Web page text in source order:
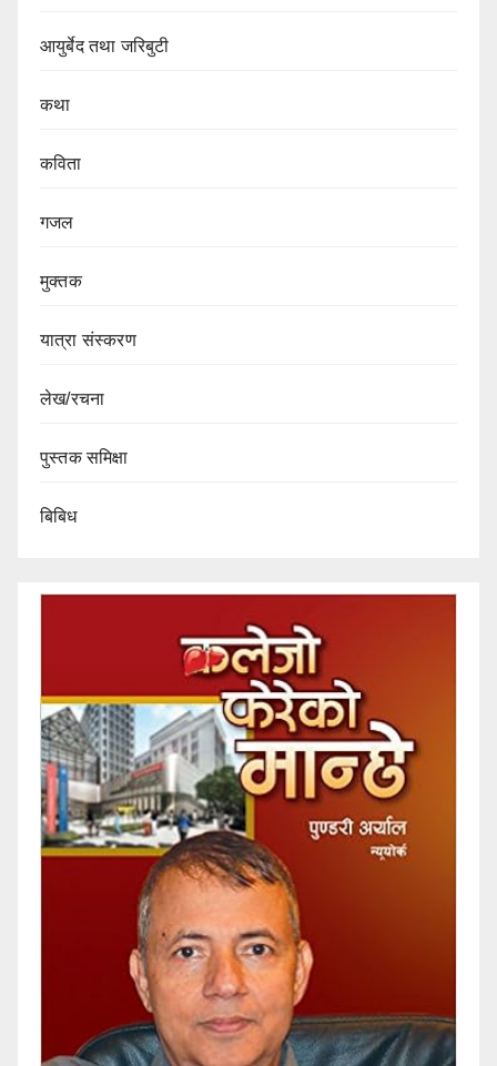
आयुर्बेद तथा जरिबुटी
कथा
कविता
गजल
मुक्तक
यात्रा संस्करण
लेख/रचना
पुस्तक समिक्षा
बिबिध